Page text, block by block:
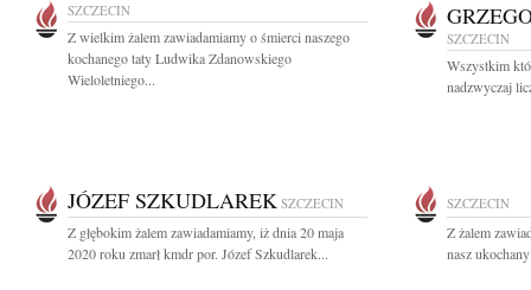
SZCZECIN
Z wielkim żalem zawiadamiamy o śmierci naszego
kochanego taty Ludwika Zdanowskiego
Wieloletniego...
SZCZECIN
Wszystkim
nadzwyczaj
JÓZEF SZKUDLAREK SZCZECIN
Z głębokim żalem zawiadamiamy, iż dnia 20 maja
2020 roku zmarł kmdr por. Józef Szkudlarek...
SZCZECIN
Z żalem
nasz